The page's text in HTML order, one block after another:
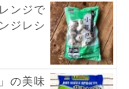
ンジで
ジレシ
の美味